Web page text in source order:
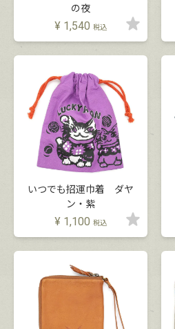
の夜
¥ 1,540 税込
いつでも招運巾着 ダヤ
ン・紫
¥ 1,100 税込